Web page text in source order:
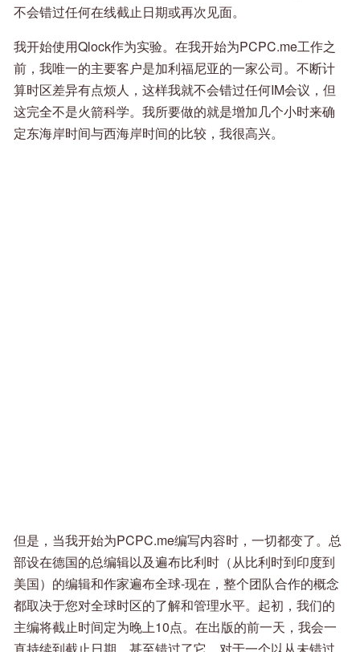
不会错过任何在线截止日期或再次见面。
我开始使用Qlock作为实验。在我开始为PCPC.me工作之
前，我唯一的主要客户是加利福尼亚的一家公司。不断计
算时区差异有点烦人，这样我就不会错过任何IM会议，但
这完全不是火箭科学。我所要做的就是增加几个小时来确
定东海岸时间与西海岸时间的比较，我很高兴。
但是，当我开始为PCPC.me编写内容时，一切都变了。总
部设在德国的总编辑以及遍布比利时（从比利时到印度到
美国）的编辑和作家遍布全球-现在，整个团队合作的概念
都取决于您对全球时区的了解和管理水平。起初，我们的
主编将截止时间定为晚上10点。在出版的前一天，我会一
直持续到截止日期，甚至错过了它。对于一个以从未错过